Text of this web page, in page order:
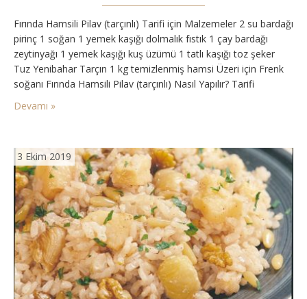
Fırında Hamsili Pilav (tarçınlı) Tarifi için Malzemeler 2 su bardağı
pirinç 1 soğan 1 yemek kaşığı dolmalık fıstık 1 çay bardağı
zeytinyağı 1 yemek kaşığı kuş üzümü 1 tatlı kaşığı toz şeker
Tuz Yenibahar Tarçın 1 kg temizlenmiş hamsi Üzeri için Frenk
soğanı Fırında Hamsili Pilav (tarçınlı) Nasıl Yapılır? Tarifi
Devamı »
3 Ekim 2019